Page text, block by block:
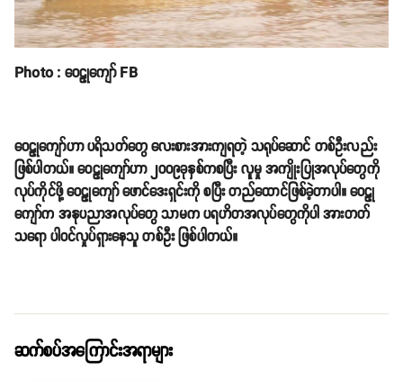
Photo : ဝေဠုကျော် FB
ဝေဠုကျော်ဟာ ပရိသတ်တွေ လေးစားအားကျရတဲ့ သရုပ်ဆောင် တစ်ဦးလည်း
ဖြစ်ပါတယ်။ ဝေဠုကျော်ဟာ ၂၀၀၉ခုနှစ်ကစပြီး လူမှု အကျိုးပြုအလုပ်တွေကို
လုပ်ကိုင်ဖို့ ဝေဠုကျော် ဖောင်ဒေးရှင်းကို စပြီး တည်ထောင်ဖြစ်ခဲ့တာပါ။ ဝေဠု
ကျော်က အနုပညာအလုပ်တွေ သာမက ပရဟိတအလုပ်တွေကိုပါ အားတတ်
သရော ပါဝင်လှုပ်ရှားနေသူ တစ်ဦး ဖြစ်ပါတယ်။
ဆက်စပ်အကြောင်းအရာများ